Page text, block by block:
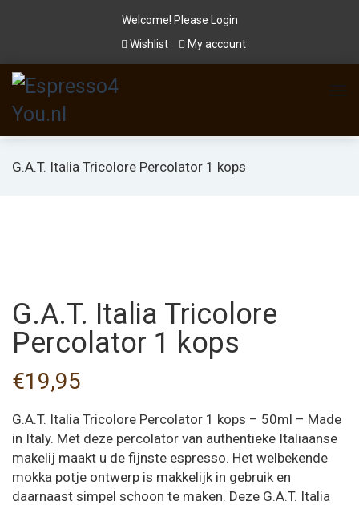
Welcome! Please
Login
Wishlist
My account
G.A.T. Italia Tricolore Percolator 1 kops
G.A.T. Italia Tricolore
Percolator 1 kops
€19,95
G.A.T. Italia Tricolore Percolator 1 kops – 50ml – Made
in Italy. Met deze percolator van authentieke Italiaanse
makelij maakt u de fijnste espresso. Het welbekende
mokka potje ontwerp is makkelijk in gebruik en
daarnaast simpel schoon te maken. Deze G.A.T. Italia